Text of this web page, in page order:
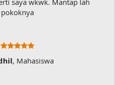
saya wkwk. Mantap lah
pokoknya
, Mahasiswa